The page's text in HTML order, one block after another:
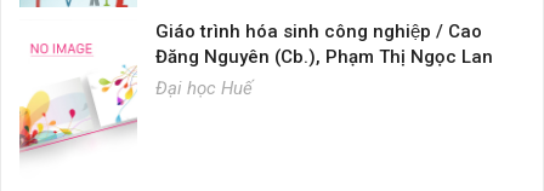
Giáo trình hóa sinh công nghiệp / Cao
Đăng Nguyên (Cb.), Phạm Thị Ngọc Lan
Đại học Huế